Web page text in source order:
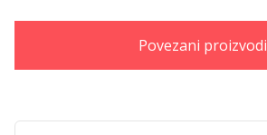
Povezani proizvodi